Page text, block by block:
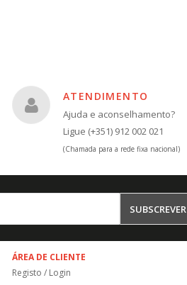
ATENDIMENTO
Ajuda e aconselhamento?
Ligue (+351) 912 002 021
(Chamada para a rede fixa nacional)
SUBSCREVER
ÁREA DE CLIENTE
Registo / Login